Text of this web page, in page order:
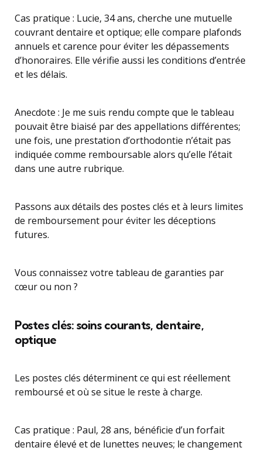
Cas pratique : Lucie, 34 ans, cherche une mutuelle
couvrant dentaire et optique; elle compare plafonds
annuels et carence pour éviter les dépassements
d’honoraires. Elle vérifie aussi les conditions d’entrée
et les délais.
Anecdote : Je me suis rendu compte que le tableau
pouvait être biaisé par des appellations différentes;
une fois, une prestation d’orthodontie n’était pas
indiquée comme remboursable alors qu’elle l’était
dans une autre rubrique.
Passons aux détails des postes clés et à leurs limites
de remboursement pour éviter les déceptions
futures.
Vous connaissez votre tableau de garanties par
cœur ou non ?
Postes clés: soins courants, dentaire,
optique
Les postes clés déterminent ce qui est réellement
remboursé et où se situe le reste à charge.
Cas pratique : Paul, 28 ans, bénéficie d’un forfait
dentaire élevé et de lunettes neuves; le changement